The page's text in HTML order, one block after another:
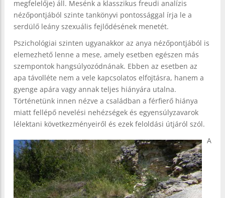
megfelelője) áll. Mesénk a klasszikus freudi analízis
nézőpontjából szinte tankönyvi pontossággal írja le a
serdülő leány szexuális fejlődésének menetét.
Pszichológiai szinten ugyanakkor az anya nézőpontjából is
elemezhető lenne a mese, amely esetben egészen más
szempontok hangsúlyozódnának. Ebben az esetben az
apa távolléte nem a vele kapcsolatos elfojtásra, hanem a
gyenge apára vagy annak teljes hiányára utalna.
Történetünk innen nézve a családban a férfierő hiánya
miatt fellépő nevelési nehézségek és egyensúlyzavarok
lélektani következményeiről és ezek feloldási útjáról szól.
A